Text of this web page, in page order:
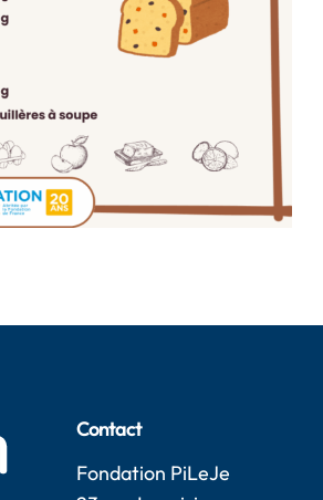
Contact
Fondation PiLeJe